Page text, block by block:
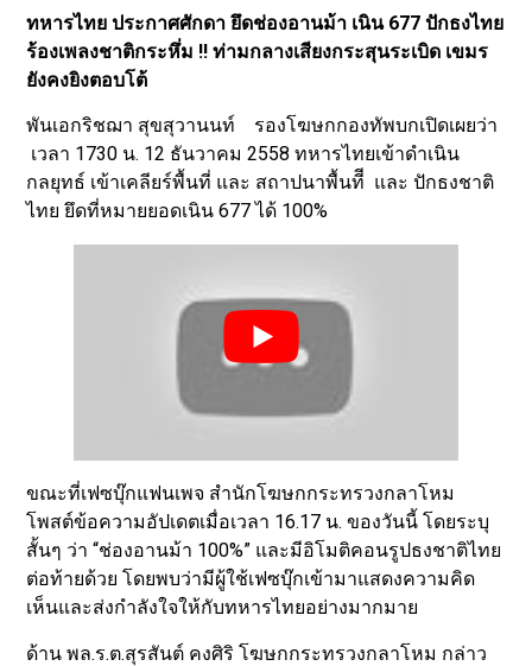
ทหารไทย ประกาศศักดา ยึดช่องอานม้า เนิน 677 ปักธงไทย
ร้องเพลงชาติกระหึ่ม !! ท่ามกลางเสียงกระสุนระเบิด เขมร
ยังคงยิงตอบโต้
พันเอกริชฌา สุขสุวานนท์ รองโฆษกกองทัพบกเปิดเผยว่า
เวลา 1730 น. 12 ธันวาคม 2558 ทหารไทยเข้าดำเนิน
กลยุทธ์ เข้าเคลียร์พื้นที่ และ สถาปนาพื้นทีี และ ปักธงชาติ
ไทย ยึดที่หมายยอดเนิน 677 ได้ 100%
ขณะที่เฟซบุ๊กแฟนเพจ สำนักโฆษกกระทรวงกลาโหม
โพสต์ข้อความอัปเดตเมื่อเวลา 16.17 น. ของวันนี้ โดยระบุ
สั้นๆ ว่า “ช่องอานม้า 100%” และมีอิโมติคอนรูปธงชาติไทย
ต่อท้ายด้วย โดยพบว่ามีผู้ใช้เฟซบุ๊กเข้ามาแสดงความคิด
เห็นและส่งกำลังใจให้กับทหารไทยอย่างมากมาย
ด้าน พล.ร.ต.สุรสันต์ คงศิริ โฆษกกระทรวงกลาโหม กล่าว